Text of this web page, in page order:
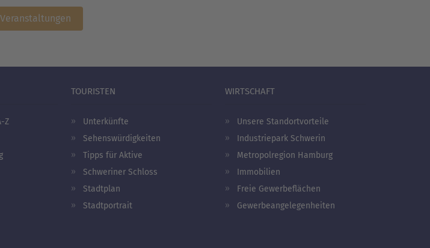
Z
TOURISTEN
Unterkünfte
Sehenswürdigkeiten
Tipps für Aktive
Schweriner Schloss
Stadtplan
Stadtportrait
WIRTSCHAFT
Unsere Standortvorteile
Industriepark Schwerin
Metropolregion Hamburg
Immobilien
Freie Gewerbeflächen
Gewerbeangelegenheiten